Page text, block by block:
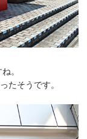
。
そうです。